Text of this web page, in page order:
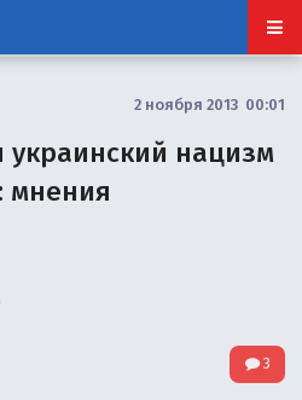
2 ноября 2013 00:01
украинский нацизм
мнения
3